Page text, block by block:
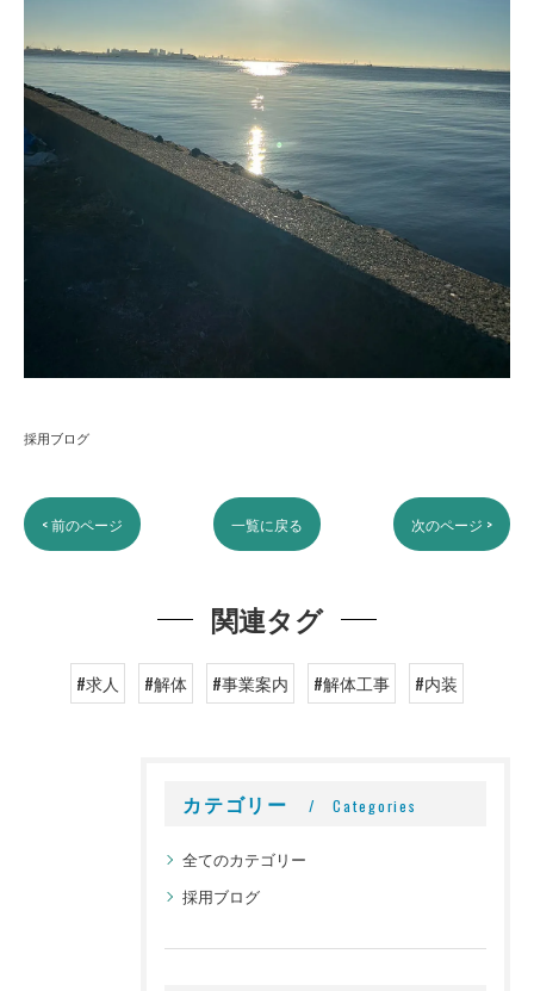
採用ブログ
< 前のページ 一覧に戻る 次のページ >
関連タグ
#求人 #解体 #事業案内 #解体工事 #内装
カテゴリー Categories
全てのカテゴリー
採用ブログ